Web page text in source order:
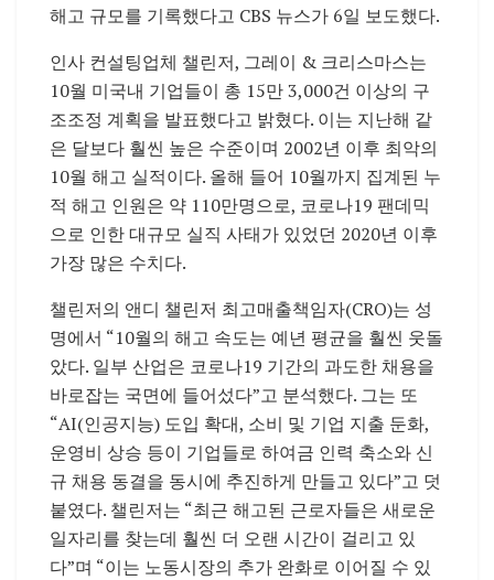
해고 규모를 기록했다고 CBS 뉴스가 6일 보도했다.
인사 컨설팅업체 챌린저, 그레이 & 크리스마스는
10월 미국내 기업들이 총 15만 3,000건 이상의 구
조조정 계획을 발표했다고 밝혔다. 이는 지난해 같
은 달보다 훨씬 높은 수준이며 2002년 이후 최악의
10월 해고 실적이다. 올해 들어 10월까지 집계된 누
적 해고 인원은 약 110만명으로, 코로나19 팬데믹
으로 인한 대규모 실직 사태가 있었던 2020년 이후
가장 많은 수치다.
챌린저의 앤디 챌린저 최고매출책임자(CRO)는 성
명에서 “10월의 해고 속도는 예년 평균을 훨씬 웃돌
았다. 일부 산업은 코로나19 기간의 과도한 채용을
바로잡는 국면에 들어섰다”고 분석했다. 그는 또
“AI(인공지능) 도입 확대, 소비 및 기업 지출 둔화,
운영비 상승 등이 기업들로 하여금 인력 축소와 신
규 채용 동결을 동시에 추진하게 만들고 있다”고 덧
붙였다. 챌린저는 “최근 해고된 근로자들은 새로운
일자리를 찾는데 훨씬 더 오랜 시간이 걸리고 있
다”며 “이는 노동시장의 추가 완화로 이어질 수 있